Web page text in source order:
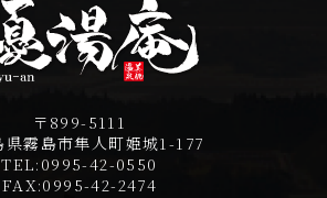
〒899-5111
県霧島市隼人町姫城1-177
TEL: 0995-42-0550
FAX:0995-42-2474